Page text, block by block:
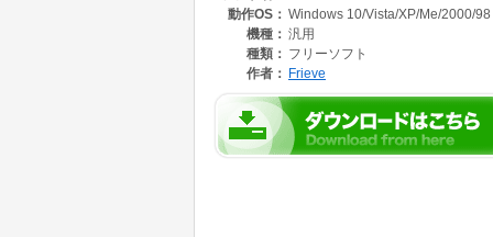
ASIOドライバ(*)に対応することで、より安
またMusic Studio ProducerはVST及びVST
(*)ASIO、及びVSTはSteinberg Soft- und
動作OS： Windows 10/Vista/XP/Me/2000/98
機種： 汎用
種類： フリーソフト
作者： Frieve